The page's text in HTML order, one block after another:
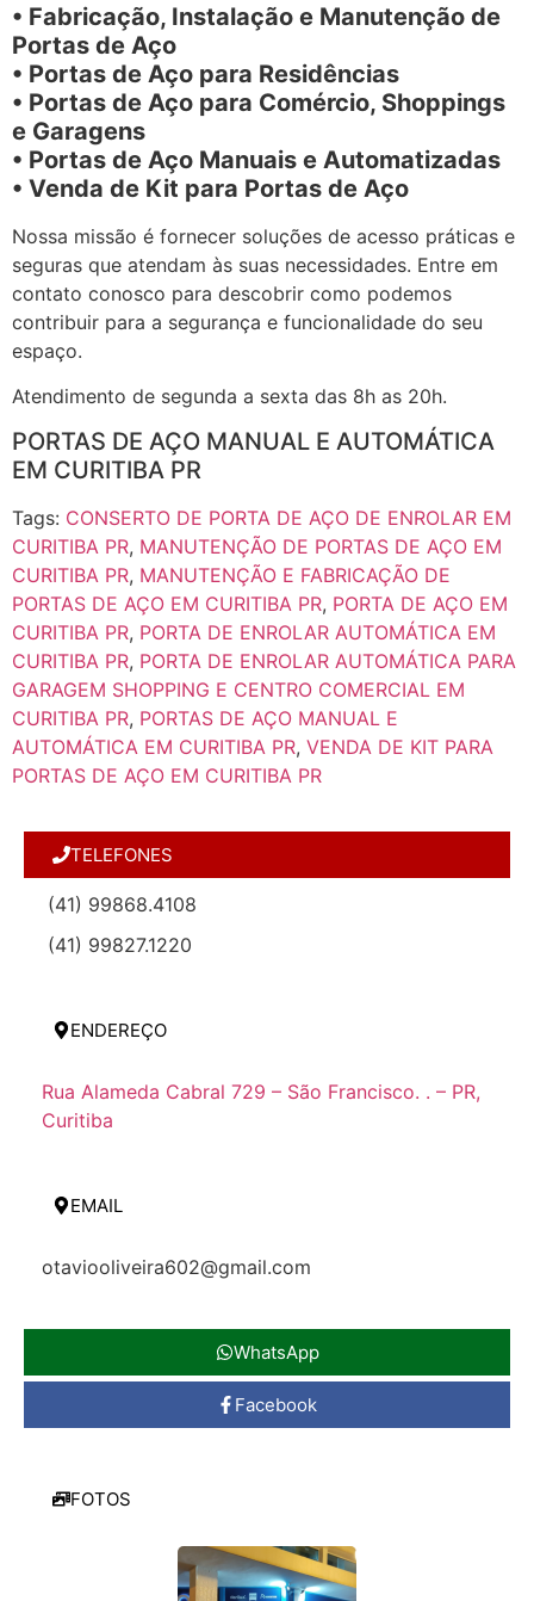
• Fabricação, Instalação e Manutenção de
Portas de Aço
• Portas de Aço para Residências
• Portas de Aço para Comércio, Shoppings
e Garagens
• Portas de Aço Manuais e Automatizadas
• Venda de Kit para Portas de Aço
Nossa missão é fornecer soluções de acesso práticas e
seguras que atendam às suas necessidades. Entre em
contato conosco para descobrir como podemos
contribuir para a segurança e funcionalidade do seu
espaço.
Atendimento de segunda a sexta das 8h as 20h.
PORTAS DE AÇO MANUAL E AUTOMÁTICA
EM CURITIBA PR
Tags: CONSERTO DE PORTA DE AÇO DE ENROLAR EM
CURITIBA PR, MANUTENÇÃO DE PORTAS DE AÇO EM
CURITIBA PR, MANUTENÇÃO E FABRICAÇÃO DE
PORTAS DE AÇO EM CURITIBA PR, PORTA DE AÇO EM
CURITIBA PR, PORTA DE ENROLAR AUTOMÁTICA EM
CURITIBA PR, PORTA DE ENROLAR AUTOMÁTICA PARA
GARAGEM SHOPPING E CENTRO COMERCIAL EM
CURITIBA PR, PORTAS DE AÇO MANUAL E
AUTOMÁTICA EM CURITIBA PR, VENDA DE KIT PARA
PORTAS DE AÇO EM CURITIBA PR
TELEFONES
(41) 99868.4108
(41) 99827.1220
ENDEREÇO
Rua Alameda Cabral 729 – São Francisco. . – PR,
Curitiba
EMAIL
otaviooliveira602@gmail.com
WhatsApp
Facebook
FOTOS